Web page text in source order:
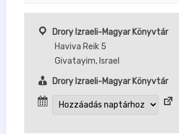
Drory Izraeli-Magyar Könyvtár
Haviva Reik 5
Givatayim, Israel
Drory Izraeli-Magyar Könyvtár